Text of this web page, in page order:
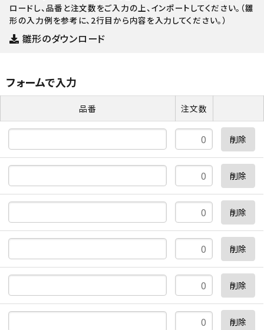
ロードし、品番と注文数をご入力の上、インポートしてください。（雛
形の入力例を参考に、2行目から内容を入力してください。）
雛形のダウンロード
フォームで入力
品番 注文数
削除
削除
削除
削除
削除
削除